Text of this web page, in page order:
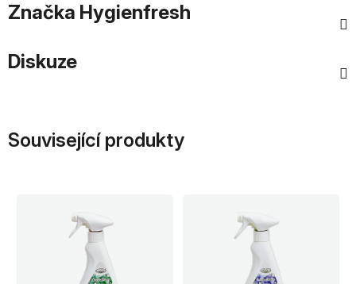
Značka Hygienfresh
Diskuze
Související produkty